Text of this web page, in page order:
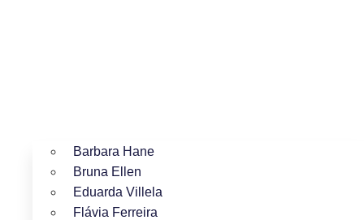
Barbara Hane
Bruna Ellen
Eduarda Villela
Flávia Ferreira